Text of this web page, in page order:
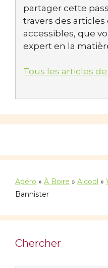
partager cette
travers des
accessibles, que
expert en la
Tous les articles de
Apéro » À Boire » Alcool »
Bannister
Chercher